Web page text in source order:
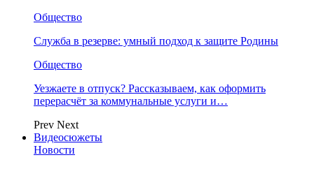
Общество
Служба в резерве: умный подход к защите Родины
Общество
Уезжаете в отпуск? Рассказываем, как оформить
перерасчёт за коммунальные услуги и…
Prev Next
Видеосюжеты
Новости